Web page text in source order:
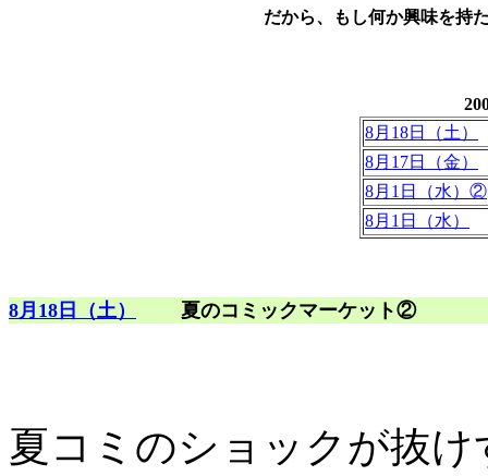
だから、もし何か興味を持
8月18日（土）
8月17日（金）
8月1日（水）②
8月1日（水）
8月18日（土） 夏のコミックマーケット②
夏コミのショックが抜